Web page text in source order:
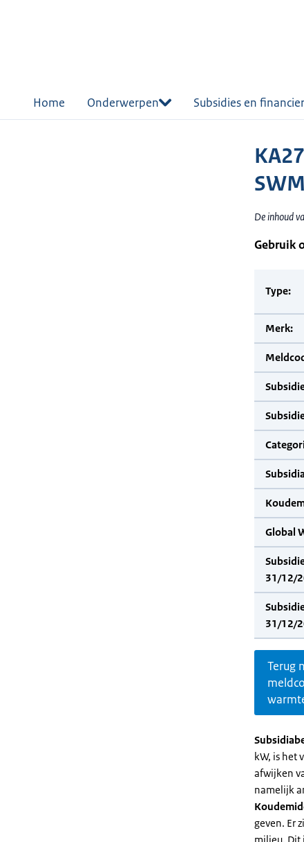
Home Onderwerpen Subsidies en
De inhoud
Gebruik
Type:
Merk:
Global
31/12/
31/12/
Terug
kW, is het
afwijken
namelijk
geven. Er